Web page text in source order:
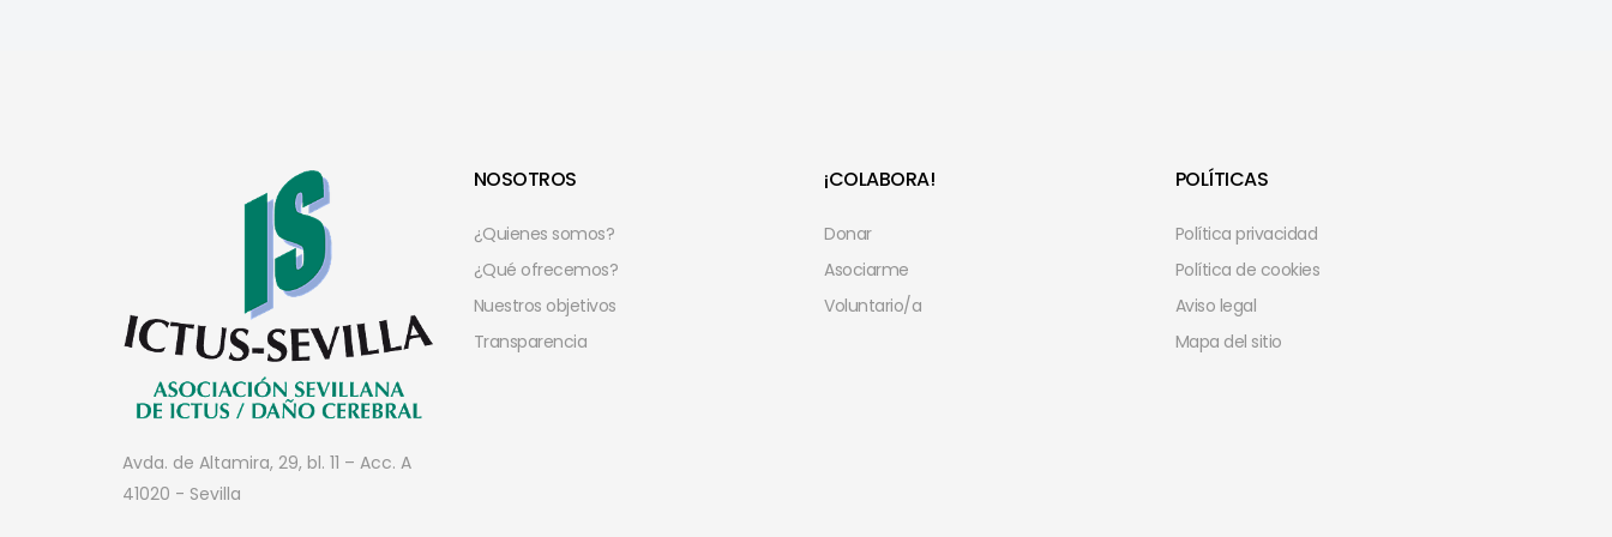
Avda. de Altamira, 29, bl. 11 – Acc. A
41020 - Sevilla
NOSOTROS
¿Quienes somos?
¿Qué ofrecemos?
Nuestros objetivos
Transparencia
¡COLABORA!
Donar
Asociarme
Voluntario/a
POLÍTICAS
Política privacidad
Política de cookies
Aviso legal
Mapa del sitio